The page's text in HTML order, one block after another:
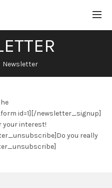
Newsletter
id=1][/newsletter_signup]
your interest!
you really